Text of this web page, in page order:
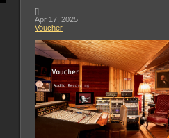
[]
Apr 17, 2025
Voucher